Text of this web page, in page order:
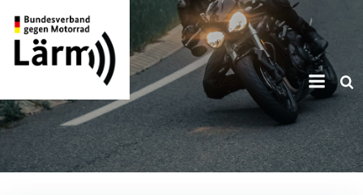
Zum
Inhalt
springen